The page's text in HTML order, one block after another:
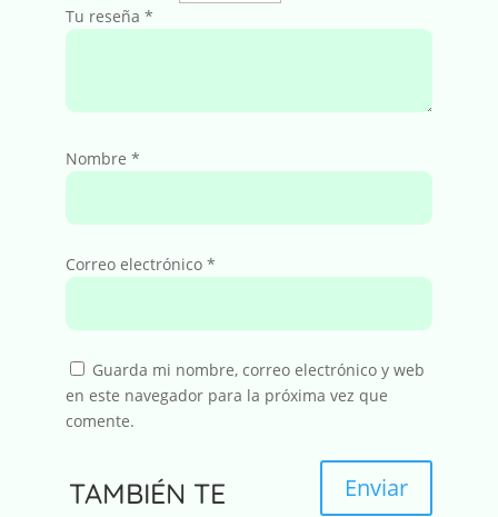
Tu reseña *
Nombre *
Correo electrónico *
Guarda mi nombre, correo electrónico y web
en este navegador para la próxima vez que
comente.
Enviar
TAMBIÉN TE